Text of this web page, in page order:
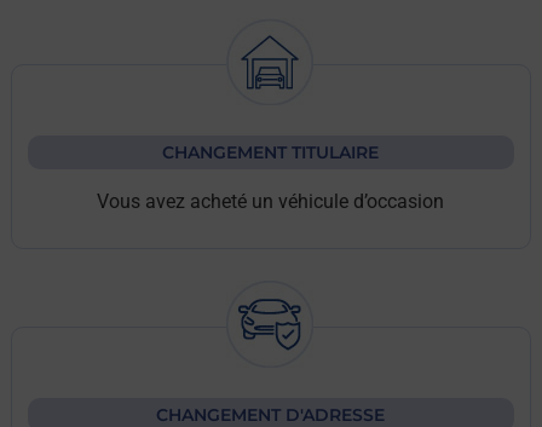
CHANGEMENT TITULAIRE
Vous avez acheté un véhicule d’occasion
CHANGEMENT D'ADRESSE